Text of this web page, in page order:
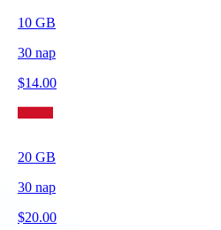
10 GB
30 nap
$14.00
20 GB
30 nap
$20.00